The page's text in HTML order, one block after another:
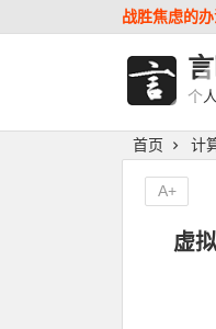
战胜焦虑的
个
首页 计
虚
A+